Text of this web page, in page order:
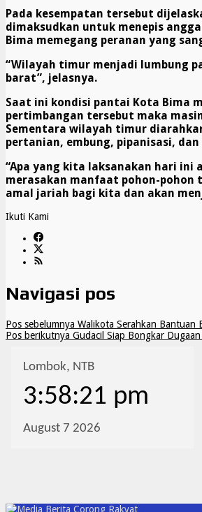
Pada kesempatan tersebut
dimaksudkan untuk menepis
Bima memegang peranan yang
“Wilayah timur menjadi lumbung
barat”, jelasnya.
Saat ini kondisi pantai Kota Bima
pertimbangan tersebut maka
Sementara wilayah timur
pertanian, embung, pipanisasi,
“Apa yang kita laksanakan hari
merasakan manfaat pohon-pohon
amal jariah bagi kita dan akan
Ikuti Kami
Navigasi pos
Pos sebelumnya Walikota Serahkan Bantuan
Pos berikutnya Gudacil Siap Bongkar